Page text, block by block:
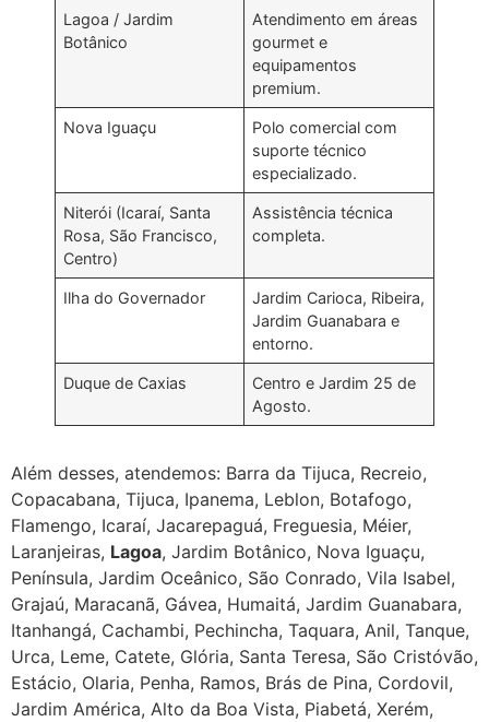
Lagoa / Jardim
Botânico
Atendimento em áreas
gourmet e
equipamentos
premium.
Nova Iguaçu
Polo comercial com
suporte técnico
especializado.
Niterói (Icaraí, Santa
Rosa, São Francisco,
Centro)
Assistência técnica
completa.
Ilha do Governador
Jardim Carioca, Ribeira,
Jardim Guanabara e
entorno.
Duque de Caxias
Centro e Jardim 25 de
Agosto.
Além desses, atendemos: Barra da Tijuca, Recreio,
Copacabana, Tijuca, Ipanema, Leblon, Botafogo,
Flamengo, Icaraí, Jacarepaguá, Freguesia, Méier,
Laranjeiras, Lagoa, Jardim Botânico, Nova Iguaçu,
Península, Jardim Oceânico, São Conrado, Vila Isabel,
Grajaú, Maracanã, Gávea, Humaitá, Jardim Guanabara,
Itanhangá, Cachambi, Pechincha, Taquara, Anil, Tanque,
Urca, Leme, Catete, Glória, Santa Teresa, São Cristóvão,
Estácio, Olaria, Penha, Ramos, Brás de Pina, Cordovil,
Jardim América, Alto da Boa Vista, Piabetá, Xerém,